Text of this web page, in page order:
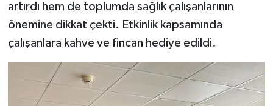
artırdı hem de toplumda sağlık çalışanlarının
önemine dikkat çekti. Etkinlik kapsamında
çalışanlara kahve ve fincan hediye edildi.